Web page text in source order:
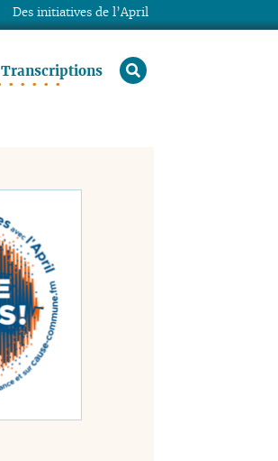
Transcriptions rechercher
Des initiatives de l’April